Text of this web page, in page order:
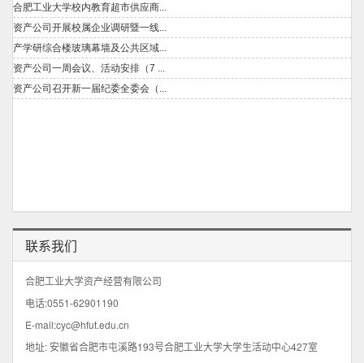
联系我们
合肥工业大学资产经营有限公司
电话:0551-62901190
E-mail:cyc@hfut.edu.cn
地址: 安徽省合肥市屯溪路193号合肥工业大学大学生活动中心427室